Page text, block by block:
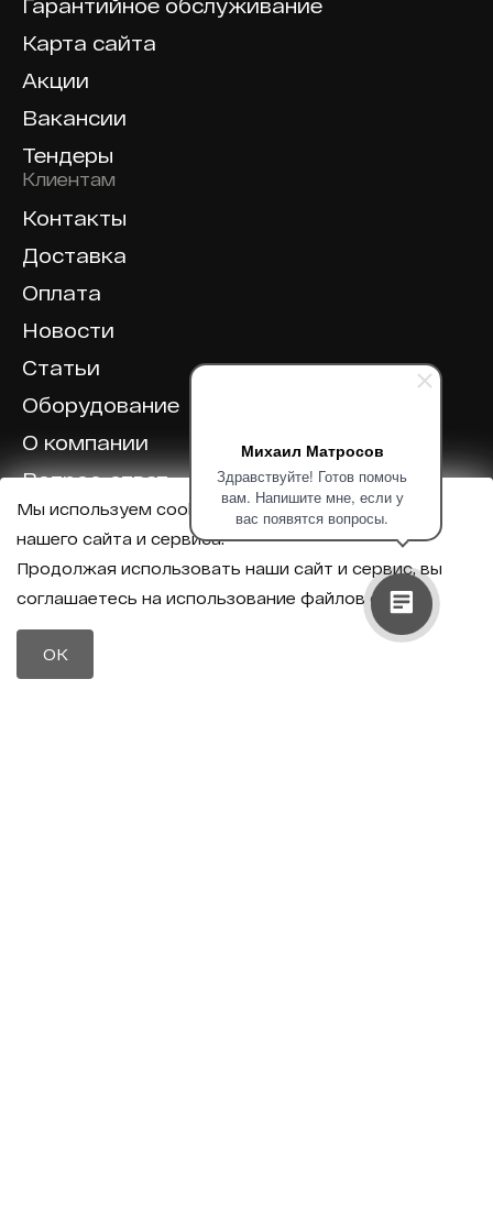
Михаил Матросов
Здравствуйте! Готов помочь
вам. Напишите мне, если у
вас появятся вопросы.
Гарантийное обслуживание
Карта сайта
Акции
Вакансии
Тендеры
Клиентам
Контакты
Доставка
Оплата
Новости
Статьи
Оборудование
О компании
Вопрос-ответ
Отзывы
Политика конфиденциальности
Политика обработки персональных данных
8 (800) 600-40-37
Мы используем cookie для корректной работы
нашего сайта и сервиса.
Продолжая использовать наши сайт и сервис, вы
соглашаетесь на использование файлов cookie.
OK